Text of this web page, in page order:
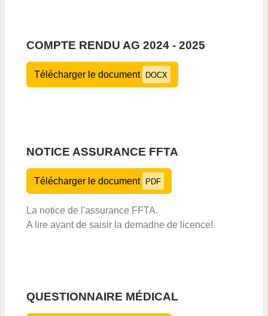
COMPTE RENDU AG 2024 - 2025
Télécharger le document DOCX
NOTICE ASSURANCE FFTA
Télécharger le document PDF
La notice de l'assurance FFTA.
A lire avant de saisir la demadne de licence!
QUESTIONNAIRE MÉDICAL